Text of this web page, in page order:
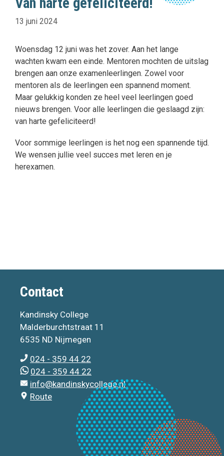
13 juni 2024
Woensdag 12 juni was het zover. Aan het lange
wachten kwam een einde. Mentoren mochten de uitslag
brengen aan onze examenleerlingen. Zowel voor
mentoren als de leerlingen een spannend moment.
Maar gelukkig konden ze heel veel leerlingen goed
nieuws brengen. Voor alle leerlingen die geslaagd zijn:
van harte gefeliciteerd!
Voor sommige leerlingen is het nog een spannende tijd.
We wensen jullie veel succes met leren en je
herexamen.
Contact
Kandinsky College
Malderburchtstraat 11
6535 ND Nijmegen
024 - 359 44 22
024 - 359 44 22
info@kandinskycollege.nl
Route